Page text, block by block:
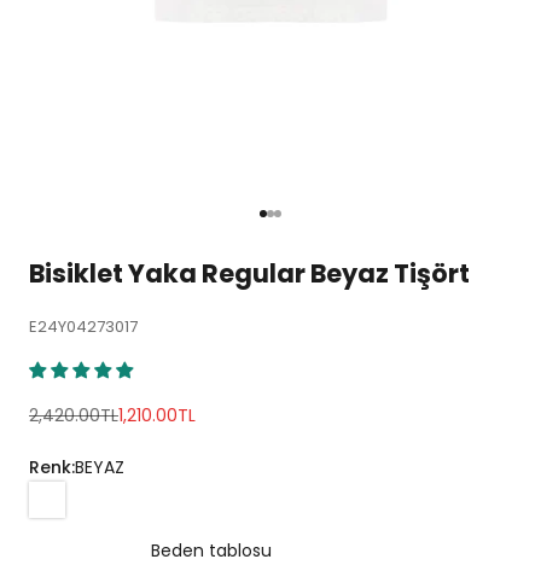
1 ögesine git
2 ögesine git
3 ögesine git
Bisiklet Yaka Regular Beyaz Tişört
E24Y04273017
Normal fiyat
2,420.00TLİndirimli fiyat
1,210.00TL
Renk:BEYAZ
Beden tablosu